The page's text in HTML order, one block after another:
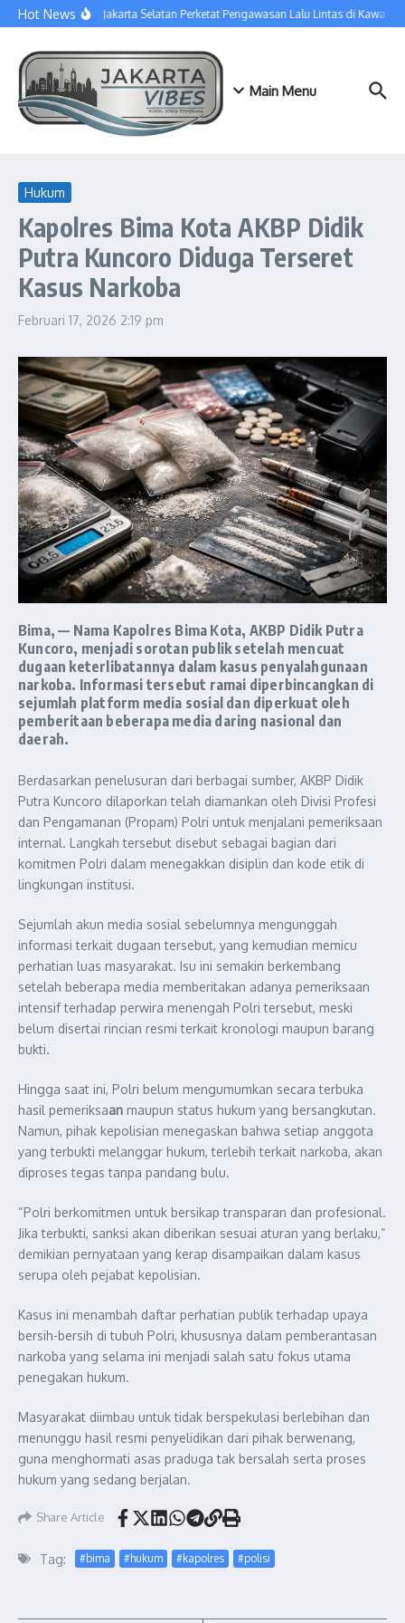
Lewati ke konten
Hot NewsSudinhub Jakarta Selatan Perketat Pengawasan Lalu Lintas di Kawasan
Main Menu
Hukum
Kapolres Bima Kota AKBP Didik
Putra Kuncoro Diduga Terseret
Kasus Narkoba
Februari 17, 2026 2:19 pm
Bima, — Nama Kapolres Bima Kota, AKBP Didik Putra
Kuncoro, menjadi sorotan publik setelah mencuat
dugaan keterlibatannya dalam kasus penyalahgunaan
narkoba. Informasi tersebut ramai diperbincangkan di
sejumlah platform media sosial dan diperkuat oleh
pemberitaan beberapa media daring nasional dan
daerah.
Berdasarkan penelusuran dari berbagai sumber, AKBP Didik
Putra Kuncoro dilaporkan telah diamankan oleh Divisi Profesi
dan Pengamanan (Propam) Polri untuk menjalani pemeriksaan
internal. Langkah tersebut disebut sebagai bagian dari
komitmen Polri dalam menegakkan disiplin dan kode etik di
lingkungan institusi.
Sejumlah akun media sosial sebelumnya mengunggah
informasi terkait dugaan tersebut, yang kemudian memicu
perhatian luas masyarakat. Isu ini semakin berkembang
setelah beberapa media memberitakan adanya pemeriksaan
intensif terhadap perwira menengah Polri tersebut, meski
belum disertai rincian resmi terkait kronologi maupun barang
bukti.
Hingga saat ini, Polri belum mengumumkan secara terbuka
hasil pemeriksaan maupun status hukum yang bersangkutan.
Namun, pihak kepolisian menegaskan bahwa setiap anggota
yang terbukti melanggar hukum, terlebih terkait narkoba, akan
diproses tegas tanpa pandang bulu.
“Polri berkomitmen untuk bersikap transparan dan profesional.
Jika terbukti, sanksi akan diberikan sesuai aturan yang berlaku,”
demikian pernyataan yang kerap disampaikan dalam kasus
serupa oleh pejabat kepolisian.
Kasus ini menambah daftar perhatian publik terhadap upaya
bersih-bersih di tubuh Polri, khususnya dalam pemberantasan
narkoba yang selama ini menjadi salah satu fokus utama
penegakan hukum.
Masyarakat diimbau untuk tidak berspekulasi berlebihan dan
menunggu hasil resmi penyelidikan dari pihak berwenang,
guna menghormati asas praduga tak bersalah serta proses
hukum yang sedang berjalan.
Share Article
Tag: #bima #hukum #kapolres #polisi